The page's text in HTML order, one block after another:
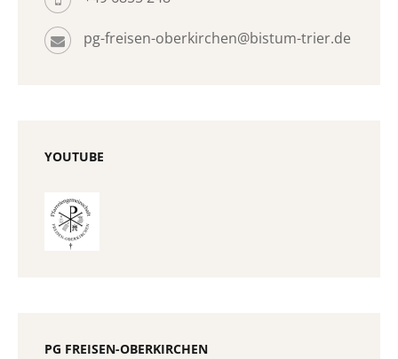
pg-freisen-oberkirchen@bistum-trier.de
YOUTUBE
PG FREISEN-OBERKIRCHEN